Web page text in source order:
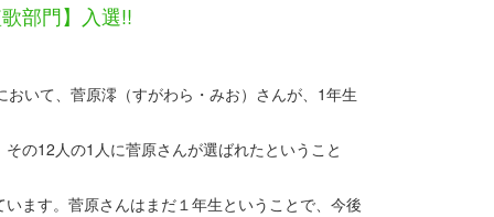
部門】入選!!
いて、菅原澪（すがわら・みお）さんが、1年生
の12人の1人に菅原さんが選ばれたということ
ます。菅原さんはまだ１年生ということで、今後